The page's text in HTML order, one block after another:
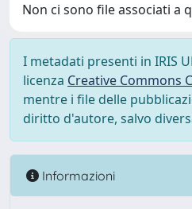
Non ci sono file associati a
I metadati presenti in IRIS
licenza Creative Commons
mentre i file delle
diritto d'autore, salvo
Informazioni